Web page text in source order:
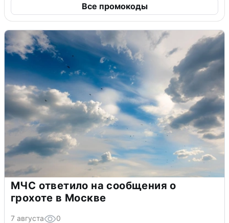
Все промокоды
МЧС ответило на сообщения о
грохоте в Москве
7 августа 0